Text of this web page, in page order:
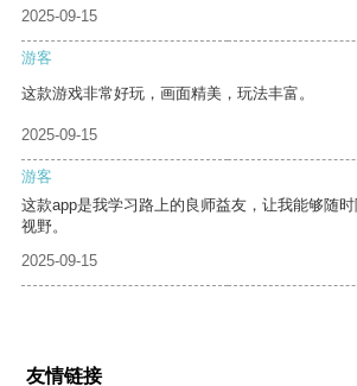
2025-09-15
游客
这款游戏非常好玩，画面精美，玩法丰富。
2025-09-15
游客
这款app是我学习路上的良师益友，让我能够随
视野。
2025-09-15
友情链接